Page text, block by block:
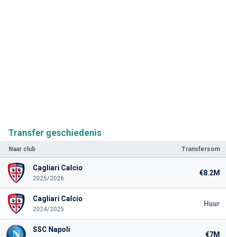
Transfer geschiedenis
Naar club Transfersom
Cagliari Calcio
2025/2026
€8.2M
Cagliari Calcio
2024/2025
Huur
SSC Napoli
€7M